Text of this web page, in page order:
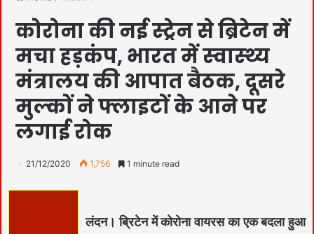
कोरोना की नई स्‍ट्रेन से ब्रिटेन में
मचा हड़कंप, भारत में स्‍वास्‍थ्‍य
मंत्रालय की आपात बैठक, दूसरे
मुल्‍कों ने फ्लाइटों के आने पर
लगाई रोक
21/12/2020 1,756 1 minute read
लंदन। ब्रिटेन में कोरोना वायरस का एक बदला हुआ